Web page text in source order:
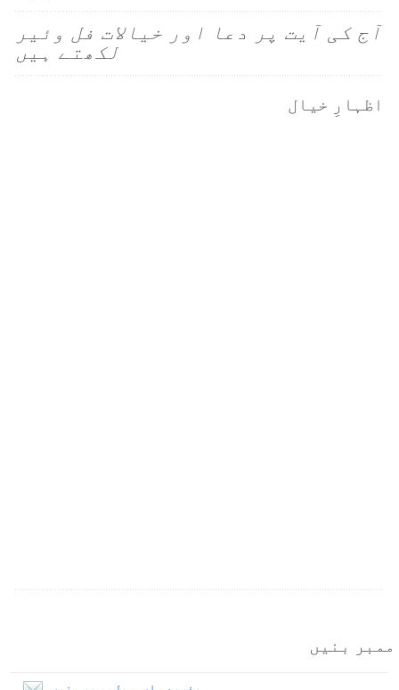
آج کی آیت پر دعا اور خیالات فل وئیر
لکھتے ہیں
اظہارِ خیال
ممبر بنیں